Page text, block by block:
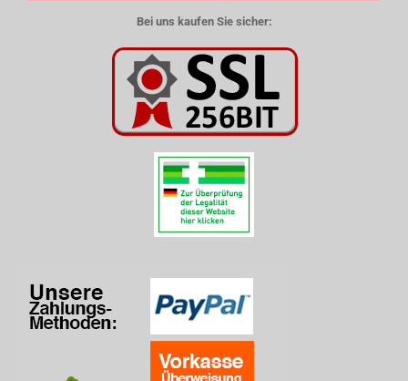
Bei uns kaufen Sie sicher: